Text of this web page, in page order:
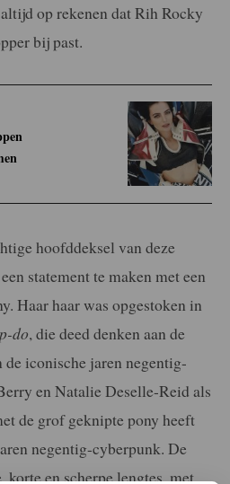
op rekenen dat Rih Rocky
bij past.
hoofddeksel van deze
statement te maken met een
Haar haar was opgestoken in
do, die deed denken aan de
de iconische jaren negentig-
en Natalie Deselle-Reid als
de grof geknipte pony heeft
negentig-cyberpunk. De
en scherpe lengtes, met